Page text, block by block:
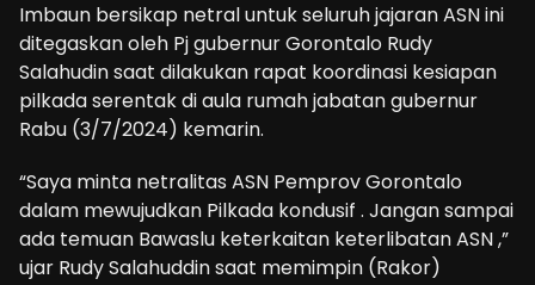
Imbaun bersikap netral untuk seluruh jajaran ASN ini
ditegaskan oleh Pj gubernur Gorontalo Rudy
Salahudin saat dilakukan rapat koordinasi kesiapan
pilkada serentak di aula rumah jabatan gubernur
Rabu (3/7/2024) kemarin.
“Saya minta netralitas ASN Pemprov Gorontalo
dalam mewujudkan Pilkada kondusif . Jangan sampai
ada temuan Bawaslu keterkaitan keterlibatan ASN ,”
ujar Rudy Salahuddin saat memimpin (Rakor)